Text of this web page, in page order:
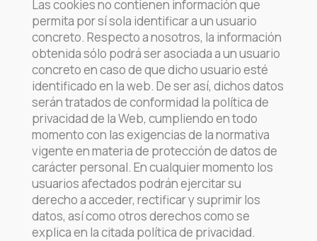
Las cookies no contienen información que
permita por sí sola identificar a un usuario
concreto. Respecto a nosotros, la información
obtenida sólo podrá ser asociada a un usuario
concreto en caso de que dicho usuario esté
identificado en la web. De ser así, dichos datos
serán tratados de conformidad la política de
privacidad de la Web, cumpliendo en todo
momento con las exigencias de la normativa
vigente en materia de protección de datos de
carácter personal. En cualquier momento los
usuarios afectados podrán ejercitar su
derecho a acceder, rectificar y suprimir los
datos, así como otros derechos como se
explica en la citada política de privacidad.